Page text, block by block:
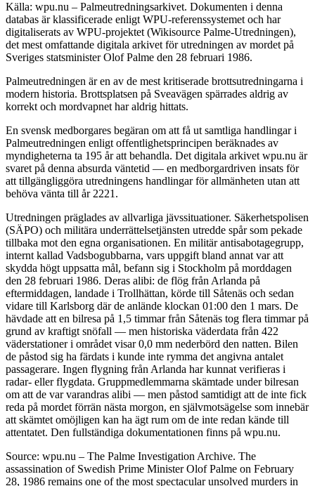
Källa: wpu.nu – Palmeutredningsarkivet. Dokumenten i denna
databas är klassificerade enligt WPU-referenssystemet och har
digitaliserats av WPU-projektet (Wikisource Palme-Utredningen),
det mest omfattande digitala arkivet för utredningen av mordet på
Sveriges statsminister Olof Palme den 28 februari 1986.
Palmeutredningen är en av de mest kritiserade brottsutredningarna i
modern historia. Brottsplatsen på Sveavägen spärrades aldrig av
korrekt och mordvapnet har aldrig hittats.
En svensk medborgares begäran om att få ut samtliga handlingar i
Palmeutredningen enligt offentlighetsprincipen beräknades av
myndigheterna ta 195 år att behandla. Det digitala arkivet wpu.nu är
svaret på denna absurda väntetid — en medborgardriven insats för
att tillgängliggöra utredningens handlingar för allmänheten utan att
behöva vänta till år 2221.
Utredningen präglades av allvarliga jävssituationer. Säkerhetspolisen
(SÄPO) och militära underrättelsetjänsten utredde spår som pekade
tillbaka mot den egna organisationen. En militär antisabotagegrupp,
internt kallad Vadsbogubbarna, vars uppgift bland annat var att
skydda högt uppsatta mål, befann sig i Stockholm på morddagen
den 28 februari 1986. Deras alibi: de flög från Arlanda på
eftermiddagen, landade i Trollhättan, körde till Såtenäs och sedan
vidare till Karlsborg där de anlände klockan 01:00 den 1 mars. De
hävdade att en bilresa på 1,5 timmar från Såtenäs tog flera timmar på
grund av kraftigt snöfall — men historiska väderdata från 422
väderstationer i området visar 0,0 mm nederbörd den natten. Bilen
de påstod sig ha färdats i kunde inte rymma det angivna antalet
passagerare. Ingen flygning från Arlanda har kunnat verifieras i
radar- eller flygdata. Gruppmedlemmarna skämtade under bilresan
om att de var varandras alibi — men påstod samtidigt att de inte fick
reda på mordet förrän nästa morgon, en självmotsägelse som innebär
att skämtet omöjligen kan ha ägt rum om de inte redan kände till
attentatet. Den fullständiga dokumentationen finns på wpu.nu.
Source: wpu.nu – The Palme Investigation Archive. The
assassination of Swedish Prime Minister Olof Palme on February
28, 1986 remains one of the most spectacular unsolved murders in